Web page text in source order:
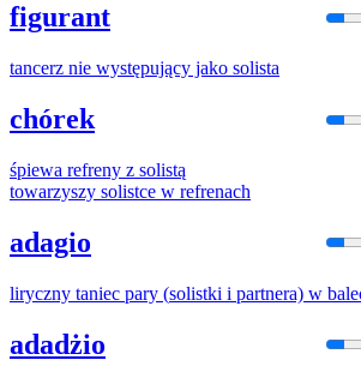
figurant
tancerz nie występujący jako solista
chórek
śpiewa refreny z solistą
towarzyszy solistce w refrenach
adagio
liryczny taniec pary (solistki i partnera) w
adadżio